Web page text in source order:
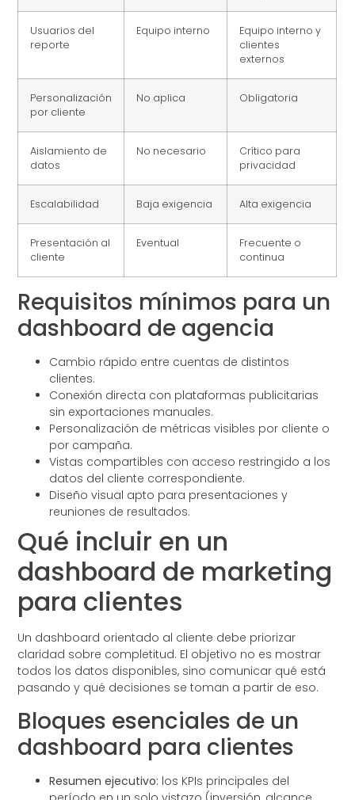
Usuarios del
reporte
Equipo interno
Equipo interno y
clientes
externos
Personalización
por cliente
No aplica Obligatoria
Aislamiento de
datos
No necesario
Crítico para
privacidad
Escalabilidad Baja exigencia Alta exigencia
Presentación al
cliente
Eventual
Frecuente o
continua
Requisitos mínimos para un
dashboard de agencia
Cambio rápido entre cuentas de distintos
clientes.
Conexión directa con plataformas publicitarias
sin exportaciones manuales.
Personalización de métricas visibles por cliente o
por campaña.
Vistas compartibles con acceso restringido a los
datos del cliente correspondiente.
Diseño visual apto para presentaciones y
reuniones de resultados.
Qué incluir en un
dashboard de marketing
para clientes
Un dashboard orientado al cliente debe priorizar
claridad sobre completitud. El objetivo no es mostrar
todos los datos disponibles, sino comunicar qué está
pasando y qué decisiones se toman a partir de eso.
Bloques esenciales de un
dashboard para clientes
Resumen ejecutivo: los KPIs principales del